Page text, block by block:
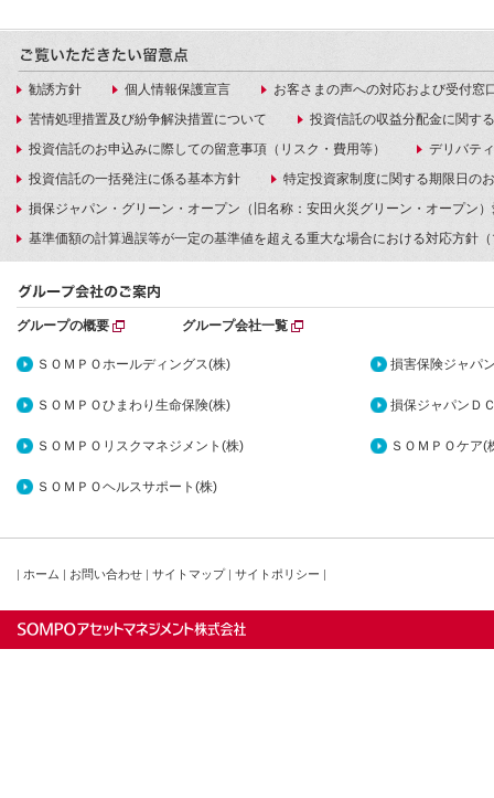
勧誘方針 個人情報保護宣言
お客さまの声への対応および受付窓
苦情処理措置及び紛争解決措置について
投資信託の収益分配金に関す
投資信託のお申込みに際しての留意事項（リスク・費用等）
デリバテ
投資信託の一括発注に係る基本方針
特定投資家制度に関する期限日の
損保ジャパン・グリーン・オープン（旧名称：安田火災グリーン・オープン
基準価額の計算過誤等が一定の基準値を超える重大な場合における対応方針
グループの概要 グループ会社一覧
ＳＯＭＰＯホールディングス(株) 損害保険ジャパ
ＳＯＭＰＯひまわり生命保険(株) 損保ジャパンＤ
ＳＯＭＰＯリスクマネジメント(株) ＳＯＭＰＯケア(
ＳＯＭＰＯヘルスサポート(株)
ホーム お問い合わせ サイトマップ サイトポリシー